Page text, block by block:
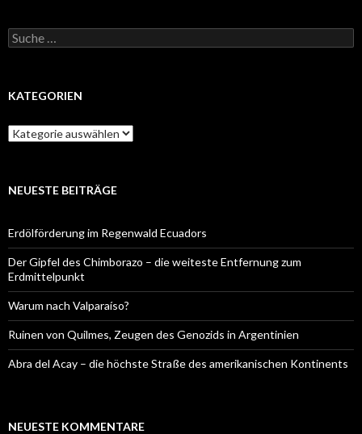
Suche
nach:
KATEGORIEN
Kategorien
NEUESTE BEITRÄGE
Erdölförderung im Regenwald Ecuadors
Der Gipfel des Chimborazo – die weiteste Entfernung zum
Erdmittelpunkt
Warum nach Valparaíso?
Ruinen von Quilmes, Zeugen des Genozids in Argentinien
Abra del Acay – die höchste Straße des amerikanischen Kontinents
NEUESTE KOMMENTARE